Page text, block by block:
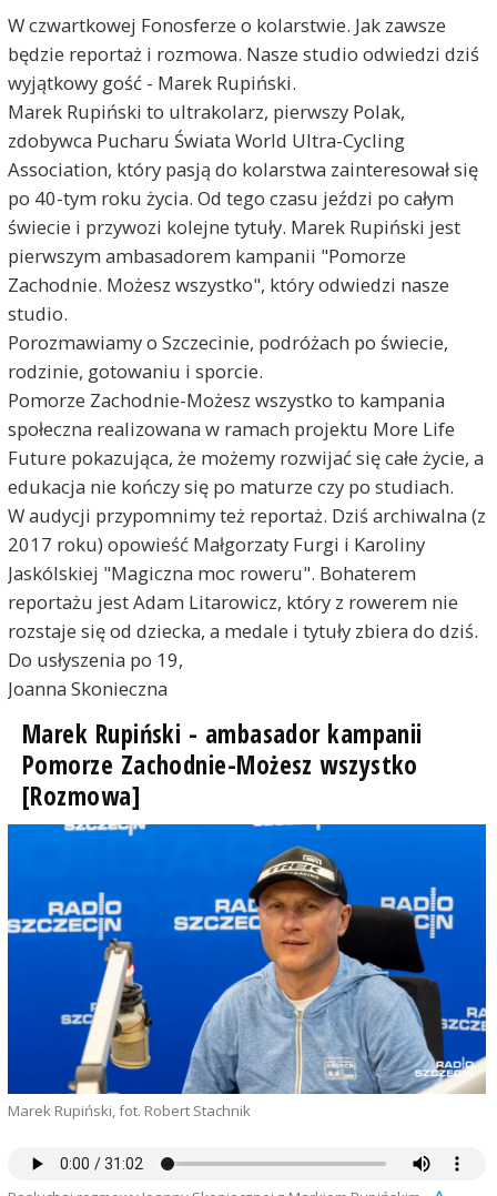
W czwartkowej Fonosferze o kolarstwie. Jak zawsze
będzie reportaż i rozmowa. Nasze studio odwiedzi dziś
wyjątkowy gość - Marek Rupiński.
Marek Rupiński to ultrakolarz, pierwszy Polak,
zdobywca Pucharu Świata World Ultra-Cycling
Association, który pasją do kolarstwa zainteresował się
po 40-tym roku życia. Od tego czasu jeździ po całym
świecie i przywozi kolejne tytuły. Marek Rupiński jest
pierwszym ambasadorem kampanii "Pomorze
Zachodnie. Możesz wszystko", który odwiedzi nasze
studio.
Porozmawiamy o Szczecinie, podróżach po świecie,
rodzinie, gotowaniu i sporcie.
Pomorze Zachodnie-Możesz wszystko to kampania
społeczna realizowana w ramach projektu More Life
Future pokazująca, że możemy rozwijać się całe życie, a
edukacja nie kończy się po maturze czy po studiach.
W audycji przypomnimy też reportaż. Dziś archiwalna (z
2017 roku) opowieść Małgorzaty Furgi i Karoliny
Jaskólskiej "Magiczna moc roweru". Bohaterem
reportażu jest Adam Litarowicz, który z rowerem nie
rozstaje się od dziecka, a medale i tytuły zbiera do dziś.
Do usłyszenia po 19,
Joanna Skonieczna
Marek Rupiński - ambasador kampanii
Pomorze Zachodnie-Możesz wszystko
[Rozmowa]
Marek Rupiński, fot. Robert Stachnik